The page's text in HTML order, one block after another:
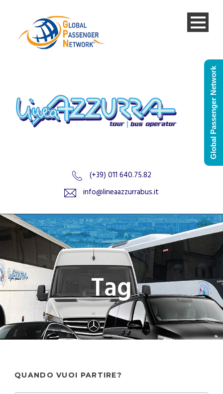
(+39) 011 640.75.82
info@lineaazzurrabus.it
Tag
QUANDO VUOI PARTIRE?
Global Passenger Network